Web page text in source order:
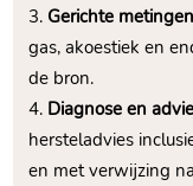
Gerichte metingen
gas, akoestiek en
de bron.​
Diagnose en
hersteladvies
en met verwijzing